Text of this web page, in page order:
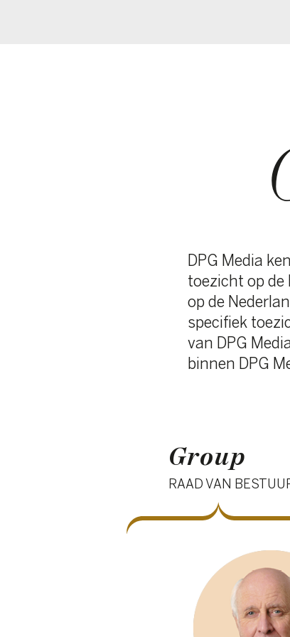
DPG Media kent drie
op de Nederlandse
specifiek toezicht op
van DPG Media
binnen DPG Media.
Ludwig Criel
Voorzitter